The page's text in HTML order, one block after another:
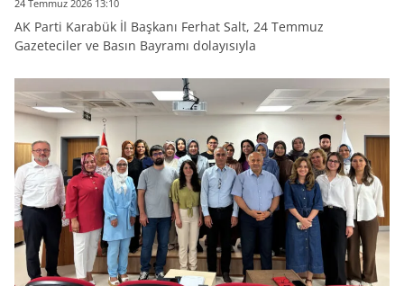
24 Temmuz 2026 13:10
AK Parti Karabük İl Başkanı Ferhat Salt, 24 Temmuz
Gazeteciler ve Basın Bayramı dolayısıyla